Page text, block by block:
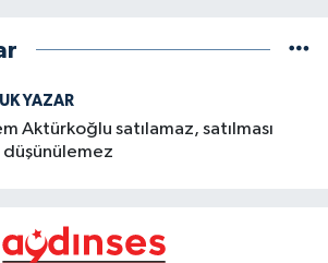
YAZAR
Aktürkoğlu satılamaz, satılması
düşünülemez